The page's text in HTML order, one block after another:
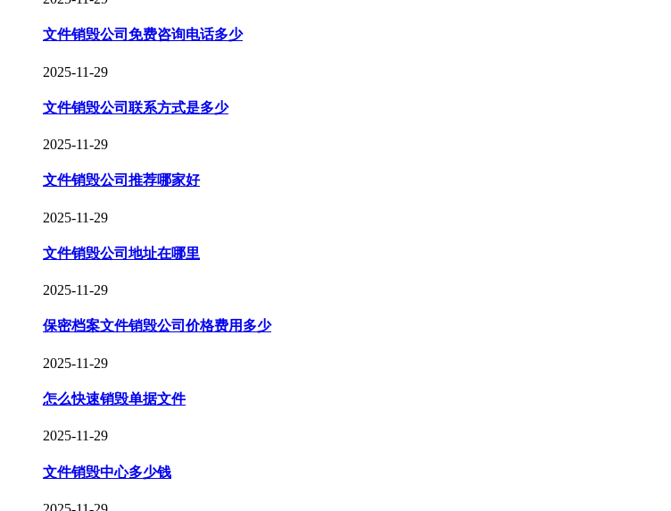
文件销毁公司免费咨询电话多少
2025-11-29
文件销毁公司联系方式是多少
2025-11-29
文件销毁公司推荐哪家好
2025-11-29
文件销毁公司地址在哪里
2025-11-29
保密档案文件销毁公司价格费用多少
2025-11-29
怎么快速销毁单据文件
2025-11-29
文件销毁中心多少钱